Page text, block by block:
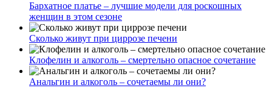
Бархатное платье – лучшие модели для роскошных
женщин в этом сезоне
Сколько живут при циррозе печени
Клофелин и алкоголь – смертельно опасное сочетание
Анальгин и алкоголь – сочетаемы ли они?